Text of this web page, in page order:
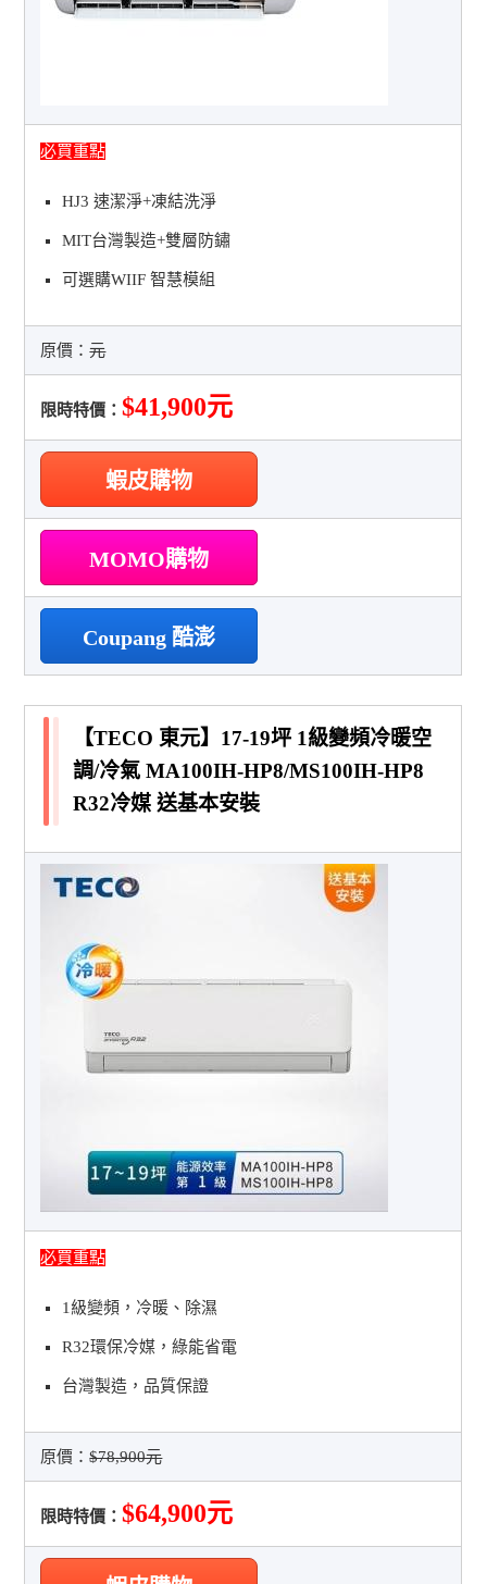
必買重點
HJ3 速潔淨+凍結洗淨
MIT台灣製造+雙層防鏽
可選購WIIF 智慧模組
原價：元
限時特價：$41,900元
蝦皮購物
MOMO購物
Coupang 酷澎
【TECO 東元】17-19坪 1級變頻冷暖空
調/冷氣 MA100IH-HP8/MS100IH-HP8
R32冷媒 送基本安裝
必買重點
1級變頻，冷暖、除濕
R32環保冷媒，綠能省電
台灣製造，品質保證
原價：$78,900元
限時特價：$64,900元